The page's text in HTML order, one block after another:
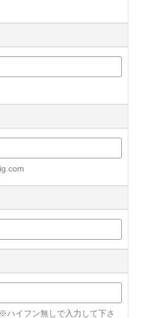
イフン無しで入力して下さ